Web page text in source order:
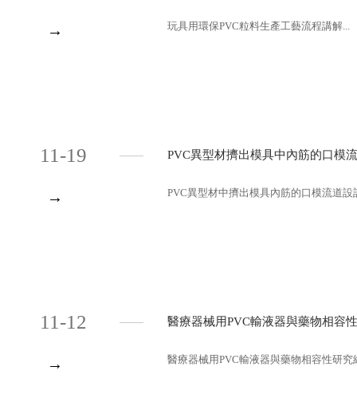
→ 玩具用環保PVC粒料生產工藝流程講解...
11-19
→
PVC異型材擠出模具中內筋的口模
PVC異型材中擠出模具內筋的口模流道設
11-12
→
醫療器械用PVC輸液器與藥物相容
醫療器械用PVC輸液器與藥物相容性研究